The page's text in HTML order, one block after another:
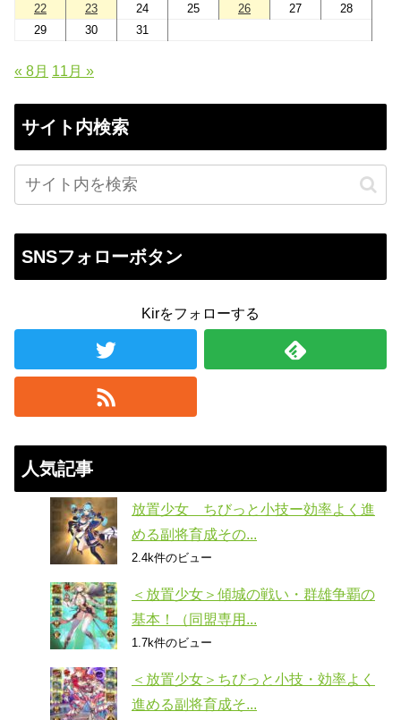
22
23 24 25 26 27
28
29
30 31
« 8月 11月 »
サイト内検索
SNSフォローボタン
Kirをフォローする
人気記事
放置少女 ちびっと小技ー効率よく進
める副将育成その...
2.4k件のビュー
＜放置少女＞傾城の戦い・群雄争覇の
基本！（同盟専用...
1.7k件のビュー
＜放置少女＞ちびっと小技・効率よく
進める副将育成そ...